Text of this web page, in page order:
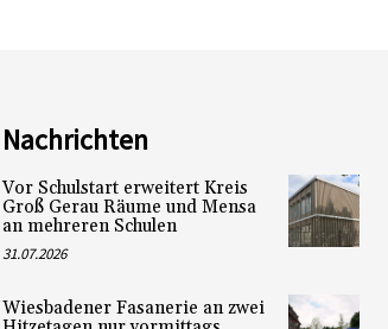
Nachrichten
Vor Schulstart erweitert Kreis
Groß Gerau Räume und Mensa
an mehreren Schulen
31.07.2026
Wiesbadener Fasanerie an zwei